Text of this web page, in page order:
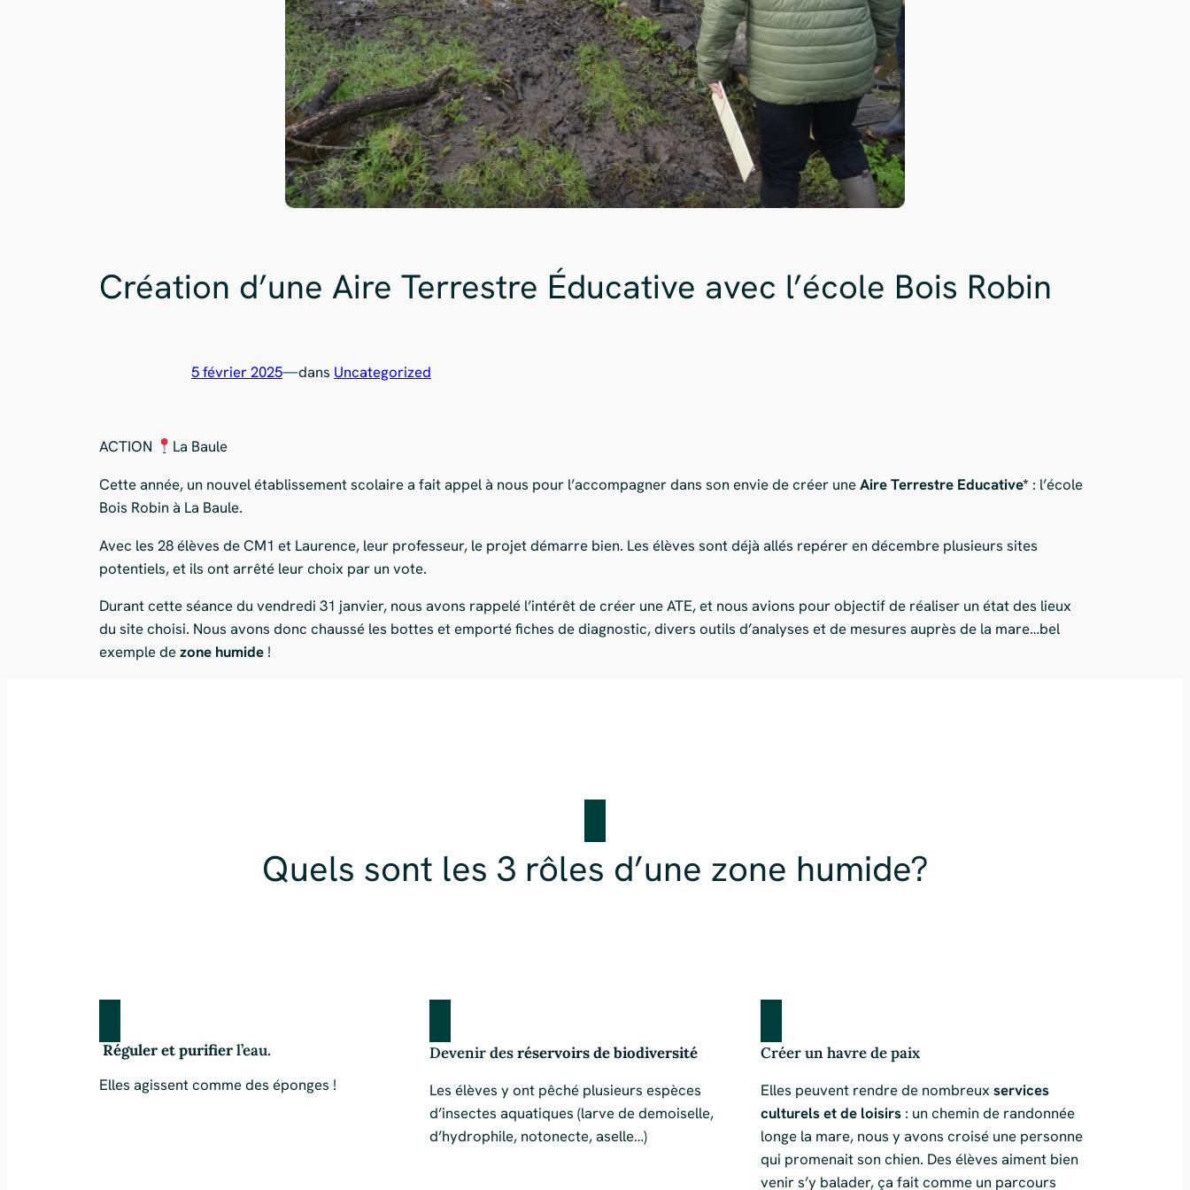
Création d’une Aire Terrestre Éducative avec l’école Bois Robin
5 février 2025—dans Uncategorized
ACTION
La Baule
Cette année, un nouvel établissement scolaire a fait appel à nous pour l’accompagner dans son envie de créer uneAire Terrestre Educative* : l’école
Bois Robin à La Baule.
Avec les 28 élèves de CM1 et Laurence, leur professeur, le projet démarre bien. Les élèves sont déjà allés repérer en décembre plusieurs sites
potentiels, et ils ont arrêté leur choix par un vote.
Durant cette séance du vendredi 31 janvier, nous avons rappelé l’intérêt de créer une ATE, et nous avions pour objectif de réaliser un état des lieux
du site choisi. Nous avons donc chaussé les bottes et emporté fiches de diagnostic, divers outils d’analyses et de mesures auprès de la mare…bel
exemple dezone humide !
Quels sont les 3 rôles d’une zone humide?
Réguler et purifierl’eau.
Elles agissent comme des éponges !
Devenir desréservoirs de biodiversité
Les élèves y ont pêché plusieurs espèces
d’insectes aquatiques (larve de demoiselle,
d’hydrophile, notonecte, aselle…)
Créer un havre de paix
Elles peuvent rendre de nombreux services
culturels et de loisirs: un chemin de randonnée
longe la mare, nous y avons croisé une personne
qui promenait son chien. Des élèves aiment bien
venir s’y balader, ça fait comme un parcours